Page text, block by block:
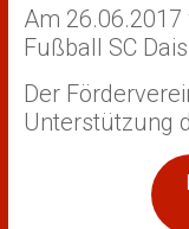
Am 26.06.2017
Fußball SC
Der
Unterstützung